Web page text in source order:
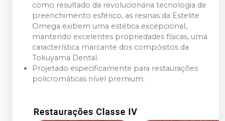
como resultado da revolucionária tecnologia de
preenchimento esférico, as resinas da Estelite
Omega exibem uma estética excepcional,
mantendo excelentes propriedades físicas, uma
característica marcante dos compósitos da
Tokuyama Dental.
Projetado especificamente para restaurações
policromáticas nível premium: